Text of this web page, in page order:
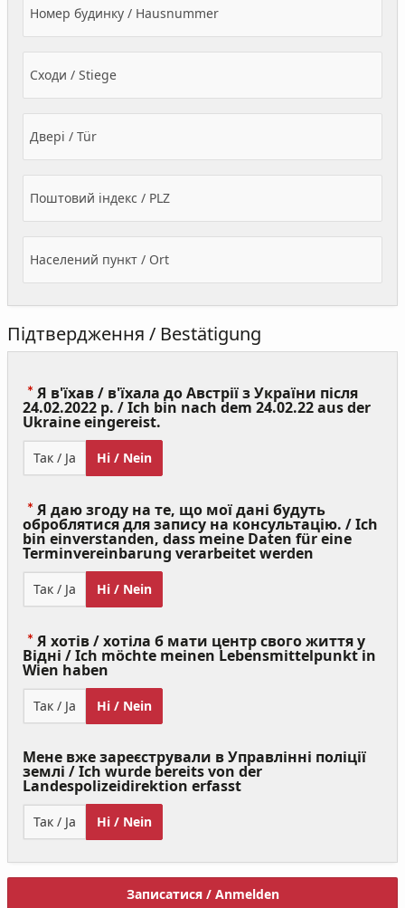
Номер будинку / Hausnummer
Сходи / Stiege
Двері / Tür
Поштовий індекс / PLZ
Населений пункт / Ort
Підтвердження / Bestätigung
Я в'їхав / в'їхала до Австрії з України після
24.02.2022 р. / Ich bin nach dem 24.02.22 aus der
Ukraine eingereist.
Required)
Так / Ja Ні / Nein
Я даю згоду на те, що мої дані будуть
оброблятися для запису на консультацію. / Ich
bin einverstanden, dass meine Daten für eine
Terminvereinbarung verarbeitet werden
Так / Ja Ні / Nein
Я хотів / хотіла б мати центр свого життя у
Відні / Ich möchte meinen Lebensmittelpunkt in
Wien haben
Required)
Так / Ja Ні / Nein
Мене вже зареєстрували в Управлінні поліції
землі / Ich wurde bereits von der
Landespolizeidirektion erfasst
Так / Ja Ні / Nein
Записатися / Anmelden